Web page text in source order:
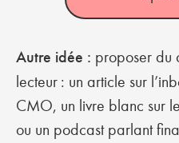
Autre idée : proposer du
lecteur : un article sur
CMO, un livre blanc sur
ou un podcast parlant